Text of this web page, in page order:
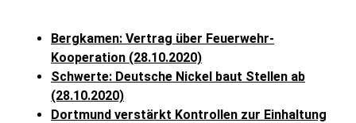
Bergkamen: Vertrag über Feuerwehr-
Kooperation (28.10.2020)
Schwerte: Deutsche Nickel baut Stellen ab
(28.10.2020)
Dortmund verstärkt Kontrollen zur Einhaltung